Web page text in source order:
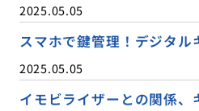
2025.05.05
スマホで鍵管理！デジタル
2025.05.05
イモビライザーとの関係、